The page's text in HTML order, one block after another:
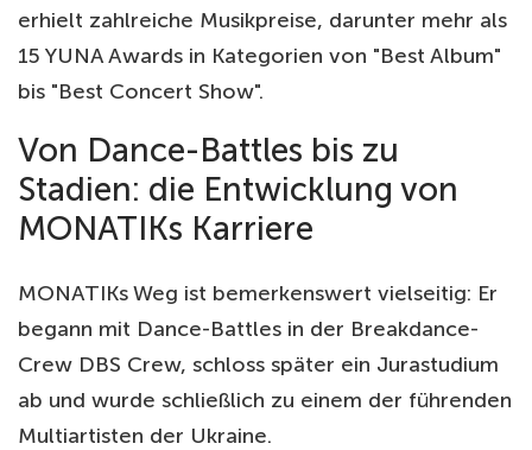
erhielt zahlreiche Musikpreise, darunter mehr als
15 YUNA Awards in Kategorien von "Best Album"
bis "Best Concert Show".
Von Dance-Battles bis zu
Stadien: die Entwicklung von
MONATIKs Karriere
MONATIKs Weg ist bemerkenswert vielseitig: Er
begann mit Dance-Battles in der Breakdance-
Crew DBS Crew, schloss später ein Jurastudium
ab und wurde schließlich zu einem der führenden
Multiartisten der Ukraine.